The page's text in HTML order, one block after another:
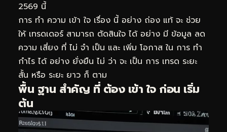
2569 นี้
การ ทำ ความ เข้า ใจ เรื่อง นี้ อย่าง ถ่อง แท้ จะ ช่วย
ให้ เทรดเดอร์ สามารถ ตัดสินใจ ได้ อย่าง มี ข้อมูล ลด
ความ เสี่ยง ที่ ไม่ จำ เป็น และ เพิ่ม โอกาส ใน การ ทำ
กำไร ได้ อย่าง ยั่งยืน ไม่ ว่า จะ เป็น การ เทรด ระยะ
สั้น หรือ ระยะ ยาว ก็ ตาม
พื้น ฐาน สำคัญ ที่ ต้อง เข้า ใจ ก่อน เริ่ม
ต้น